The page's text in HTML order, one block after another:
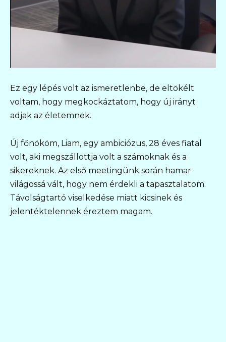
Ez egy lépés volt az ismeretlenbe, de eltökélt
voltam, hogy megkockáztatom, hogy új irányt
adjak az életemnek.
Új főnököm, Liam, egy ambiciózus, 28 éves fiatal
volt, aki megszállottja volt a számoknak és a
sikereknek. Az első meetingünk során hamar
világossá vált, hogy nem érdekli a tapasztalatom.
Távolságtartó viselkedése miatt kicsinek és
jelentéktelennek éreztem magam.